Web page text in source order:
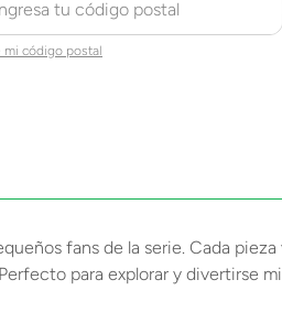
mi código postal
fans de la serie. Cada
para explorar y divertirse